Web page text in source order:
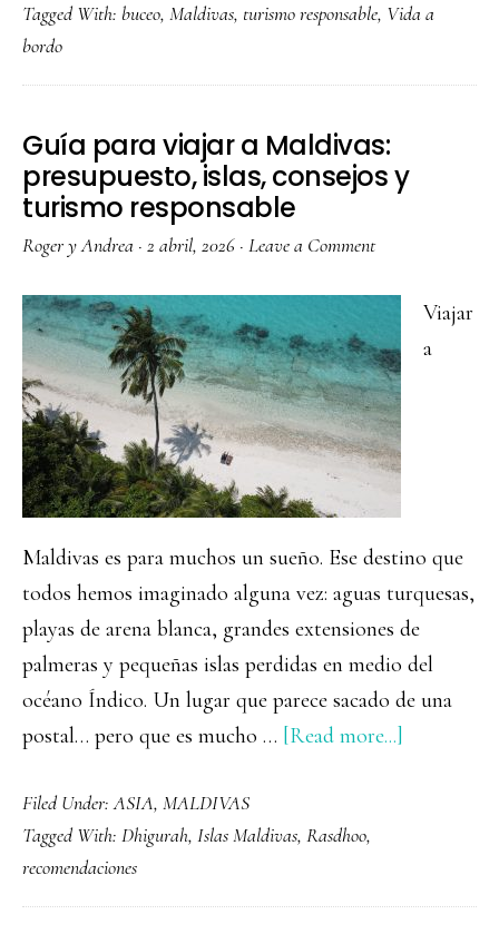
bordo
Maldivas:
buceo
con
Tagged With: buceo, Maldivas, turismo responsable, Vida a
bordo
Guía para viajar a Maldivas:
presupuesto, islas, consejos y
turismo responsable
Roger y Andrea · 2 abril, 2026 · Leave a Comment
Viajar
a
Maldivas es para muchos un sueño. Ese destino que
todos hemos imaginado alguna vez: aguas turquesas,
playas de arena blanca, grandes extensiones de
palmeras y pequeñas islas perdidas en medio del
océano Índico. Un lugar que parece sacado de una
postal… pero que es mucho … [Read more...]
Maldivas:
Filed Under:ASIA, MALDIVAS
Tagged With: Dhigurah, Islas Maldivas, Rasdhoo,
recomendaciones